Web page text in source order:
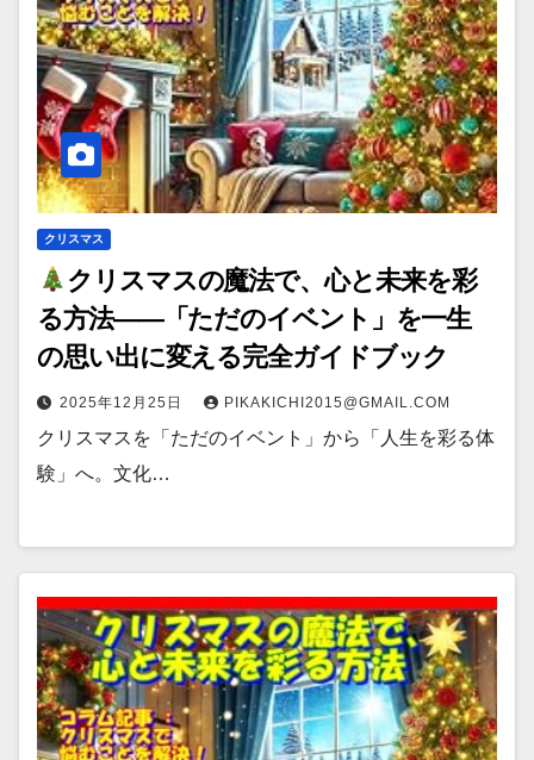
クリスマス
クリスマスの魔法で、心と未来を彩
る方法――「ただのイベント」を一生
の思い出に変える完全ガイドブック
2025年12月25日 PIKAKICHI2015@GMAIL.COM
クリスマスを「ただのイベント」から「人生を彩る体
験」へ。文化…